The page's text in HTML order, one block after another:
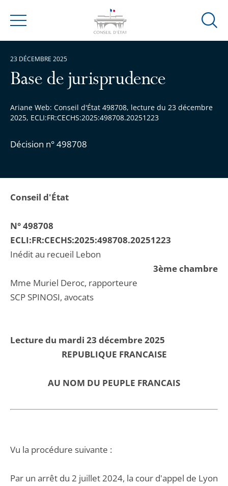
Menu
Ouvrir
Base de jurisprudence
Ariane Web: Conseil d'État 498708, lecture du 23 décembre
2025, ECLI:FR:CECHS:2025:498708.20251223
Décision n° 498708
23 DÉCEMBRE 2025
Conseil d'État
N° 498708
ECLI:FR:CECHS:2025:498708.20251223
Inédit au recueil Lebon
3ème chambre
Mme Muriel Deroc, rapporteure
SCP SPINOSI, avocats
Lecture du mardi 23 décembre 2025
REPUBLIQUE FRANCAISE
AU NOM DU PEUPLE FRANCAIS
Vu la procédure suivante :
Par un arrêt du 2 juillet 2024, la cour d'appel de Lyon